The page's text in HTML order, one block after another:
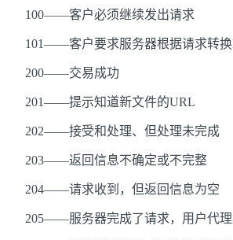
100——客户必须继续发出请求
101——客户要求服务器根据请求转换
200——交易成功
201——提示知道新文件的URL
202——接受和处理、但处理未完成
203——返回信息不确定或不完整
204——请求收到，但返回信息为空
205——服务器完成了请求，用户代理